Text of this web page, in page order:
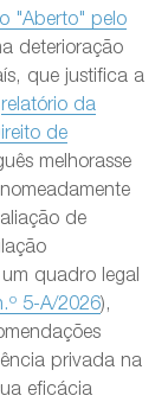
"Aberto" pelo
deterioração
que justifica a
relatório da
de
melhorasse
de
quadro legal
5-A/2026),
privada na
eficácia